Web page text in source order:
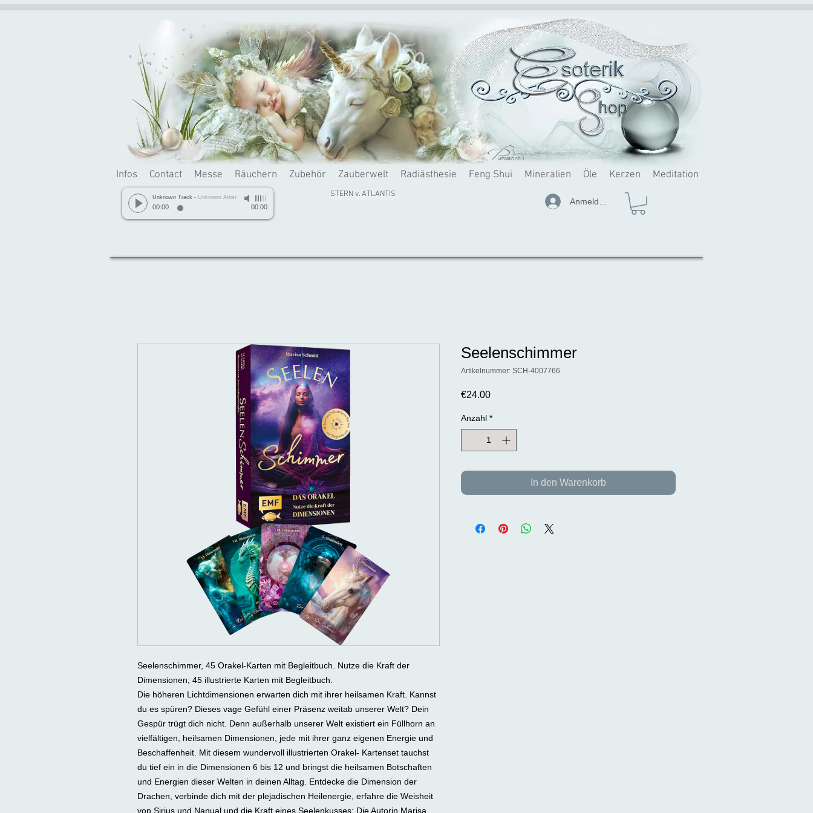
Infos Contact Messe Räuchern Zubehör Zauberwelt Radiästhesie Feng Shui Mineralien Öle Kerzen Meditation
Unknown Track - Unknown Artist
00:00 00:00
STERN v. ATLANTIS
Anmelden
Seelenschimmer, 45 Orakel-Karten mit Begleitbuch. Nutze die Kraft der
Dimensionen; 45 illustrierte Karten mit Begleitbuch.
Die höheren Lichtdimensionen erwarten dich mit ihrer heilsamen Kraft. Kannst
du es spüren? Dieses vage Gefühl einer Präsenz weitab unserer Welt? Dein
Gespür trügt dich nicht. Denn außerhalb unserer Welt existiert ein Füllhorn an
vielfältigen, heilsamen Dimensionen, jede mit ihrer ganz eigenen Energie und
Beschaffenheit. Mit diesem wundervoll illustrierten Orakel- Kartenset tauchst
du tief ein in die Dimensionen 6 bis 12 und bringst die heilsamen Botschaften
und Energien dieser Welten in deinen Alltag. Entdecke die Dimension der
Drachen, verbinde dich mit der plejadischen Heilenergie, erfahre die Weisheit
von Sirius und Nanual und die Kraft eines Seelenkusses: Die Autorin Marisa
Seelenschimmer
Artikelnummer: SCH-4007766
€24.00Preis
Anzahl *
In den Warenkorb